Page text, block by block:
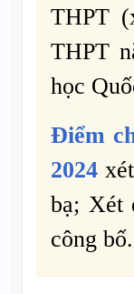
THPT
THPT
học
Điểm
2024
bạ; Xét
công